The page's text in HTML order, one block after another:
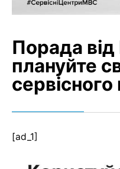
Порада
плануйте
[ad_1]